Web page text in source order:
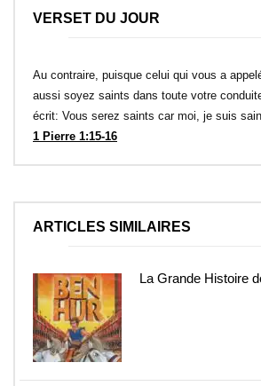
VERSET DU JOUR
Au contraire, puisque celui qui vous a
aussi soyez saints dans toute votre
écrit: Vous serez saints car moi, je suis
1 Pierre 1:15-16
ARTICLES SIMILAIRES
La Grande Histoire